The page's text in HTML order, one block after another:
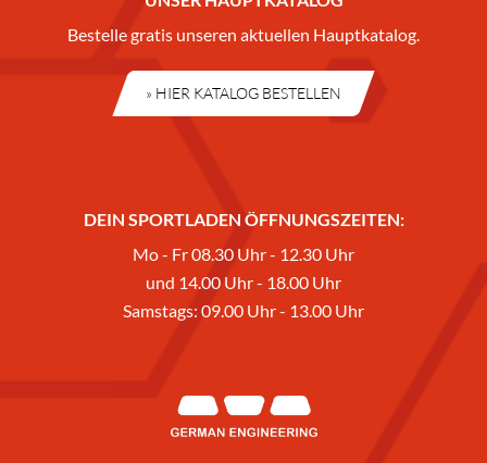
Bestelle gratis unseren aktuellen Hauptkatalog.
» HIER KATALOG BESTELLEN
DEIN SPORTLADEN ÖFFNUNGSZEITEN:
Mo - Fr 08.30 Uhr - 12.30 Uhr
und 14.00 Uhr - 18.00 Uhr
Samstags: 09.00 Uhr - 13.00 Uhr